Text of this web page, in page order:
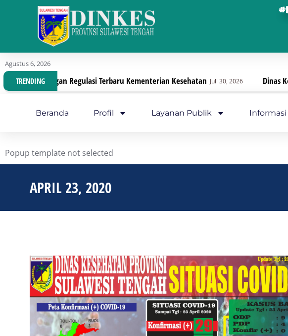
Agustus 6, 2026
TRENDING
Dengan Regulasi Terbaru Kementerian Kesehatan Juli 30, 2026 Dinas
Beranda Profil Layanan Publik
Popup template not selected
APRIL 23, 2020